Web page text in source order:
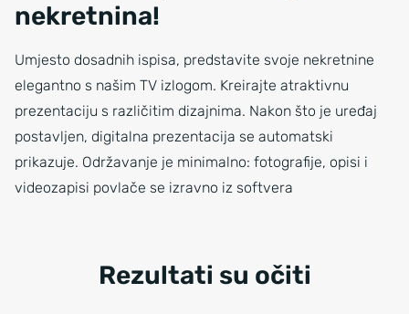
nekretnina!
Umjesto dosadnih ispisa, predstavite svoje nekretnine
elegantno s našim TV izlogom. Kreirajte atraktivnu
prezentaciju s različitim dizajnima. Nakon što je uređaj
postavljen, digitalna prezentacija se automatski
prikazuje. Održavanje je minimalno: fotografije, opisi i
videozapisi povlače se izravno iz softvera
Rezultati su očiti